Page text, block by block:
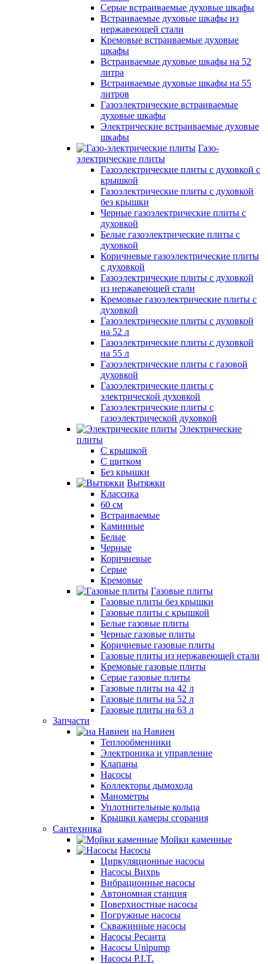
Серые встраиваемые духовые шкафы
Встраиваемые духовые шкафы из
нержавеющей стали
Кремовые встраиваемые духовые
шкафы
Встраиваемые духовые шкафы на 52
литра
Встраиваемые духовые шкафы на 55
литров
Газоэлектрические встраиваемые
духовые шкафы
Электрические встраиваемые духовые
шкафы
Газо-
электрические плиты
Газоэлектрические плиты с духовкой с
крышкой
Газоэлектрические плиты с духовкой
без крышки
Черные газоэлектрические плиты с
духовкой
Белые газоэлектрические плиты с
духовкой
Коричневые газоэлектрические плиты
с духовкой
Газоэлектрические плиты с духовкой
из нержавеющей стали
Кремовые газоэлектрические плиты с
духовкой
Газоэлектрические плиты с духовкой
на 52 л
Газоэлектрические плиты с духовкой
на 55 л
Газоэлектрические плиты с газовой
духовкой
Газоэлектрические плиты с
электрической духовкой
Газоэлектрические плиты с
газоэлектрической духовкой
Электрические
плиты
С крышкой
С щитком
Без крышки
Вытяжки
Классика
60 см
Встраиваемые
Каминные
Белые
Черные
Коричневые
Серые
Кремовые
Газовые плиты
Газовые плиты без крышки
Газовые плиты с крышкой
Белые газовые плиты
Черные газовые плиты
Коричневые газовые плиты
Газовые плиты из нержавеющей стали
Кремовые газовые плиты
Серые газовые плиты
Газовые плиты на 42 л
Газовые плиты на 52 л
Газовые плиты на 63 л
Запчасти
на Навиен
Теплообменники
Электроника и управление
Клапаны
Насосы
Коллекторы дымохода
Манометры
Уплотнительные кольца
Крышки камеры сгорания
Сантехника
Мойки каменные
Насосы
Циркуляционные насосы
Насосы Вихрь
Вибрационные насосы
Автономная станция
Поверхностные насосы
Погружные насосы
Скважинные насосы
Насосы Ресанта
Насосы Unipump
Насосы P.I.T.